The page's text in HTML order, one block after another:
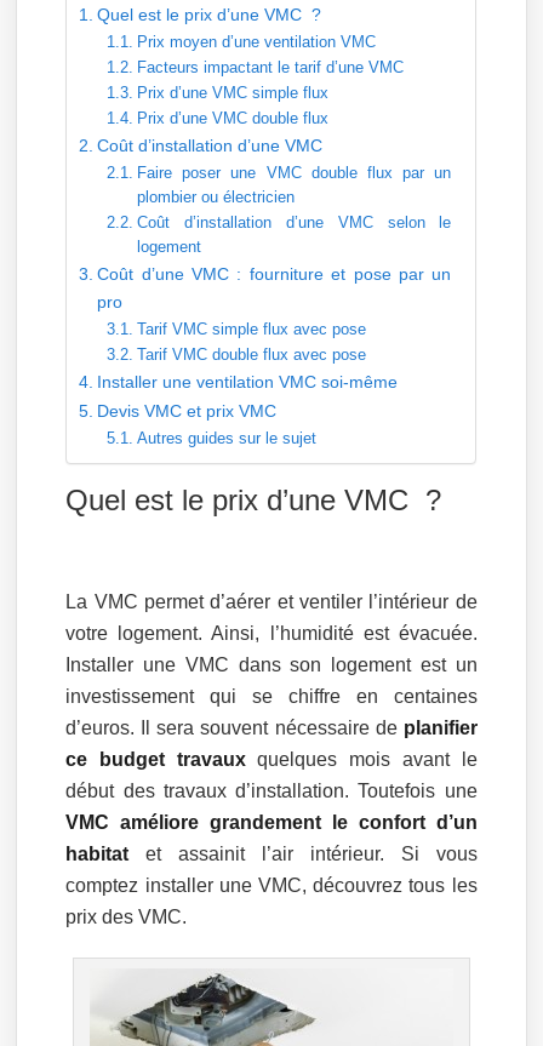
Quel est le prix d’une VMC ?
Prix moyen d’une ventilation VMC
Facteurs impactant le tarif d’une VMC
Prix d’une VMC simple flux
Prix d’une VMC double flux
Coût d’installation d’une VMC
Faire poser une VMC double flux par un
plombier ou électricien
Coût d’installation d’une VMC selon le
logement
Coût d’une VMC : fourniture et pose par un
pro
Tarif VMC simple flux avec pose
Tarif VMC double flux avec pose
Installer une ventilation VMC soi-même
Devis VMC et prix VMC
Autres guides sur le sujet
Quel est le prix d’une VMC ?
La VMC permet d’aérer et ventiler l’intérieur de
votre logement. Ainsi, l’humidité est évacuée.
Installer une VMC dans son logement est un
investissement qui se chiffre en centaines
d’euros. Il sera souvent nécessaire de planifier
ce budget travauxquelques mois avant le
début des travaux d’installation. Toutefois une
VMC améliore grandement le confort d’un
habitat et assainit l’air intérieur. Si vous
comptez installer une VMC, découvrez tous les
prix des VMC.